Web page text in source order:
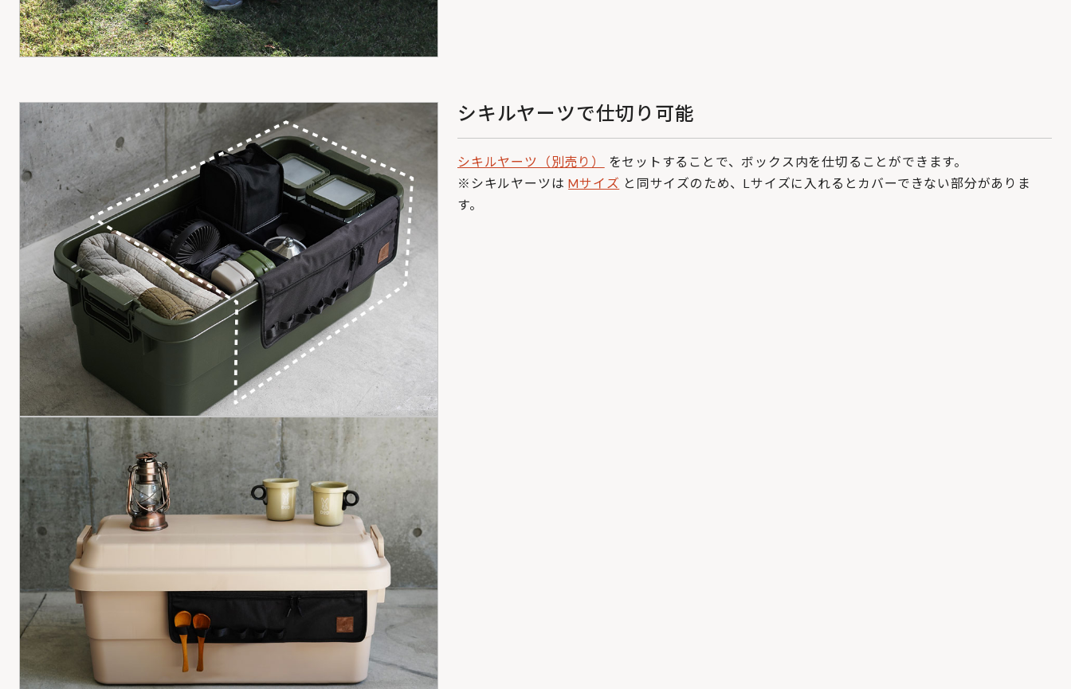
シキルヤーツで仕切り可能
シキルヤーツ（別売り）
をセットすることで、ボックス内を仕切ることができます。
※シキルヤーツはMサイズ と同サイズのため、Lサイズに入れるとカバーできない部分がありま
す。